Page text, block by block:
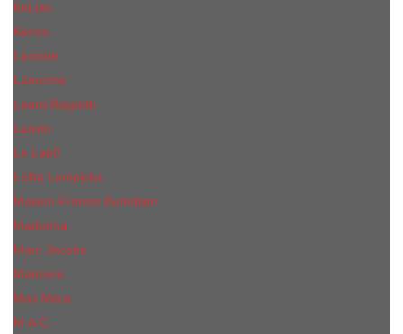
КиLian
Kenzo
Lacoste
Lancome
Laura Biagiotti
Lanvin
Lе Lab0
Lolita Lempicka
Maison Francis Kurkdjian
Madonna
Marc Jacobs
Mancera
Max Mara
M.А.C.